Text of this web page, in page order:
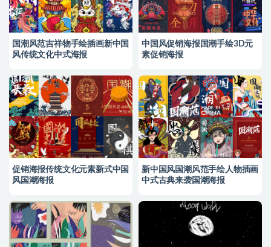
国潮风范吉祥物手绘插画新中国
风传统文化中式海报
中国风促销海报国潮手绘3D元
素促销海报
促销海报传统文化元素新式中国
风国潮海报
新中国风国潮风范手绘人物插画
中式古典来袭国潮海报